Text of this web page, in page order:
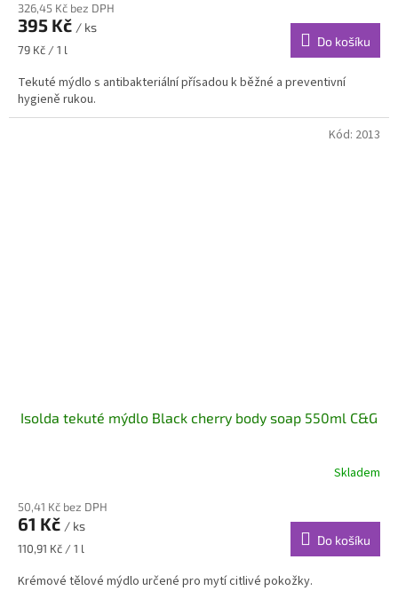
326,45 Kč bez DPH
395 Kč / ks
Měrná
79 Kč / 1 l
Do košíku
Tekuté mýdlo s antibakteriální přísadou k běžné a preventivní
hygieně rukou.
Isolda tekuté mýdlo Black cherry body soap 550ml C&G
Skladem
50,41 Kč bez DPH
61 Kč / ks
Měrná
110,91 Kč / 1 l
Do košíku
Krémové tělové mýdlo určené pro mytí citlivé pokožky.
Kód: 2013